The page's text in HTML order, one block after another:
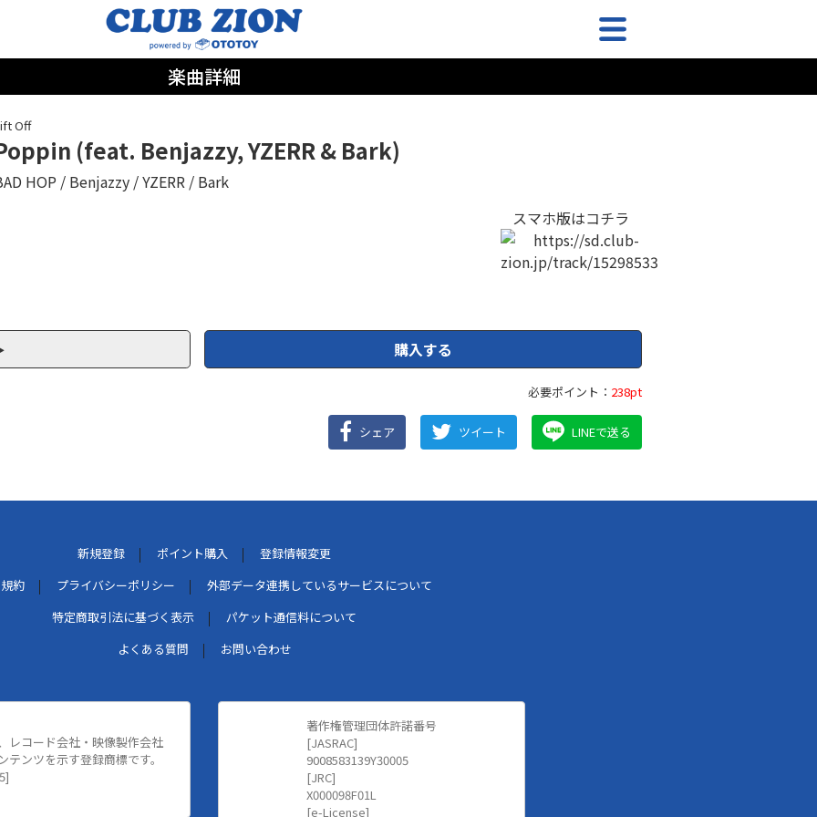
楽曲詳細
Off
(feat. Benjazzy, YZERR & Bark)
HOP Benjazzy YZERR
Bark
スマホ版はコチラ
購入する
必要ポイント： 238pt
シェア ツイート LINEで送る
新規登録 ポイント購入
登録情報変更
約
プライバシーポリシー
外部データ連携しているサービスについて
特定商取引法に基づく表示
パケット通信料について
よくある質問
お問い合わせ
レコード会社・映像製作会社
テンツを示す登録商標です。
著作権管理団体許諾番号
[JASRAC]
9008583139Y30005
[JRC]
X000098F01L
[e-License]